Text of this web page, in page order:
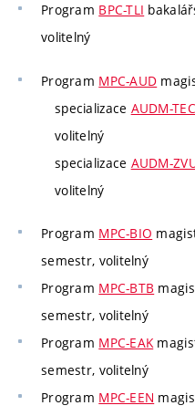
Program BPC-TLI
volitelný
Program MPC-AUD
specializace AUDM-
volitelný
specializace AUDM-
volitelný
Program MPC-BIO
semestr, volitelný
Program MPC-BTB
semestr, volitelný
Program MPC-EAK
semestr, volitelný
Program MPC-EEN